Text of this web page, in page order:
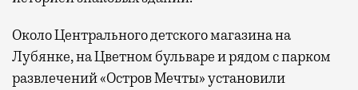
Около Центрального детского магазина на
Лубянке, на Цветном бульваре и рядом с парком
развлечений «Остров Мечты» установили